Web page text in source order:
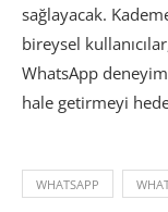
sağlayacak.
bireysel
WhatsApp
hale getirmeyi
WHATSAPP